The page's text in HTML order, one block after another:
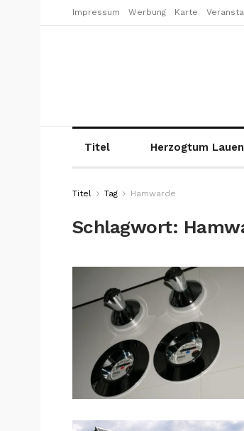
Impressum Werbung Karte
Titel Herzogtum
Titel Tag Hamwarde
Schlagwort: